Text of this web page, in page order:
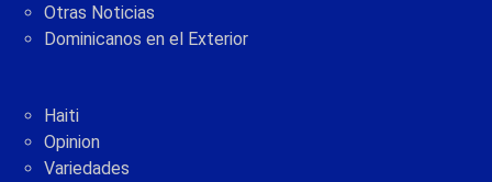
Otras Noticias
Dominicanos en el Exterior
Haiti
Opinion
Variedades